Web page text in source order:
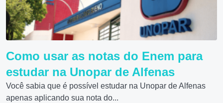
Como usar as notas do Enem para
estudar na Unopar de Alfenas
Você sabia que é possível estudar na Unopar de Alfenas
apenas aplicando sua nota do...